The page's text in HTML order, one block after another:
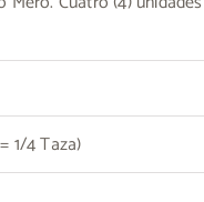
1/4 Taza)